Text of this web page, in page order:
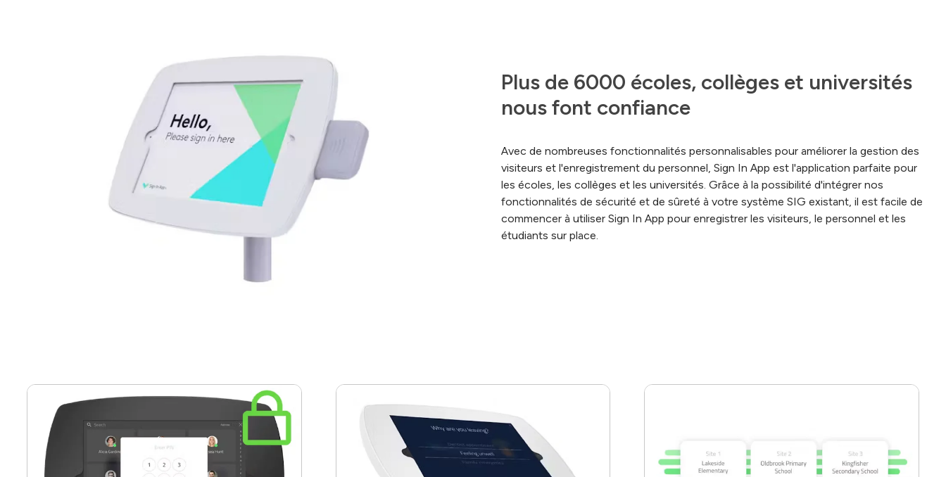
Plus de 6000 écoles, collèges et universités
nous font confiance
Avec de nombreuses fonctionnalités personnalisables pour améliorer la gestion des
visiteurs et l'enregistrement du personnel, Sign In App est l'application parfaite pour
les écoles, les collèges et les universités. Grâce à la possibilité d'intégrer nos
fonctionnalités de sécurité et de sûreté à votre système SIG existant, il est facile de
commencer à utiliser Sign In App pour enregistrer les visiteurs, le personnel et les
étudiants sur place.